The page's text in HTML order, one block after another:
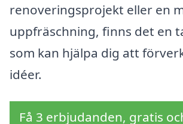
renoveringsprojekt eller en
uppfräschning, finns det en
som kan hjälpa dig att
idéer.
Få 3 erbjudanden, gratis